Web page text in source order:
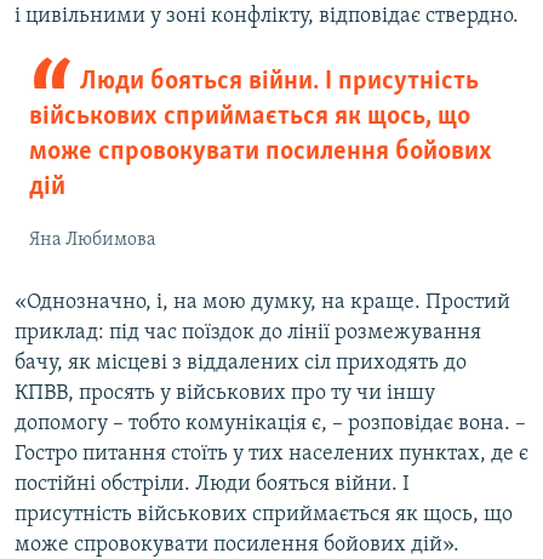
і цивільними у зоні конфлікту, відповідає ствердно.
Люди бояться війни. І присутність
військових сприймається як щось, що
може спровокувати посилення бойових
дій
Яна Любимова
«Однозначно, і, на мою думку, на краще. Простий
приклад: під час поїздок до лінії розмежування
бачу, як місцеві з віддалених сіл приходять до
КПВВ, просять у військових про ту чи іншу
допомогу – тобто комунікація є, – розповідає вона. –
Гостро питання стоїть у тих населених пунктах, де є
постійні обстріли. Люди бояться війни. І
присутність військових сприймається як щось, що
може спровокувати посилення бойових дій».